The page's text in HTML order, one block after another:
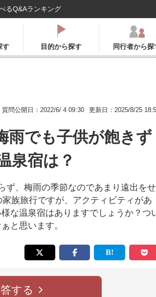
るQ&Aランキング
す 目的から探す 同行者から探
質問公開日：2022/6/ 4 09:30 更新日：2025/8/25
雨でも子供が飽きず
泉宿は？
ず、梅雨の季節なのであまり遠出をせ
族旅行ですが、アクティビティがあ
な温泉宿はありますでしょうか？つ
と思います。
する